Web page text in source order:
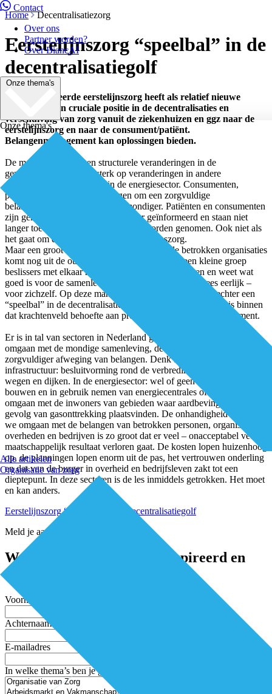
Contact
Over ons
Partner worden?
Over BiancAI
Onze thema's
Onze thema's
Alle artikelen
Organisatie van zorg
Home Decentralisatiezorg
Eerstelijnszorg “speelbal” in de
decentralisatiegolf
De georganiseerde eerstelijnszorg heeft als relatief nieuwe
bedrijfstak een cruciale positie in de decentralisaties en
verschuiving van zorg vanuit de ziekenhuizen en ggz naar de
eerstelijnszorg en naar de consument/patiënt.
Belangenmanagement kan oplossingen bieden.
De maatschappelijke en structurele veranderingen in de
gezondheidszorg lijken sterk op veranderingen in andere
deelsectoren, bijvoorbeeld in de energiesector. Consumenten,
patiënten en professionals vragen om een zorgvuldige
belangenafweging. Zij worden mondiger. Patiënten en consumenten
zijn gemiddeld hoger opgeleid, beter geïnformeerd en staan niet
langer toe dat beslissingen voor hen worden genomen. Ook niet als
het gaat om de inrichting van de eerstelijnszorg.
Maar een groot deel van de bestuurders uit de betrokken organisaties
komt nog uit de oude wereld. De wereld waar een kleine groep
beslissers met elkaar meent keuzes te kunnen maken en weet wat
goed is voor de samenleving, hun organisatie en – wees eerlijk –
voor zichzelf. Op deze manier wordt de eerstelijnszorg echter een
“speelbal” in de decentralisatiegolf. Om dat te voorkomen is binnen
dat krachtenveld behoefte aan professioneel belangenmanagement.
Er is in tal van sectoren in Nederland geëxperimenteerd met het
omgaan met de mondige samenleving, de roep om transparantie en
zorgvuldiger afweging van belangen. Denk bijvoorbeeld aan de
infrastructuur: besluitvorming rond de verbreding en aanleg van
wegen en dijken. In de energiesector: wel of geen schaliegas, het
bouwen en in gebruik nemen van energiecentrales of hoe we
omgaan met de inwoners van gebieden waar aardbevingen als
gevolg van gasonttrekking plaatsvinden. De onhandigheid waarmee
we omgaan met de belangen van betrokken personen, organisaties,
overheden en bedrijven is zo groot dat er veel – onacceptabel veel –
maatschappelijk resultaat verloren gaat. De kosten lopen huizenhoog
op, de planningen lopen enorm uit de pas, het vertrouwen onderling
en dat van de burger in overheid en bedrijfsleven zakt tot een
dieptepunt. In deze sectoren is de les inmiddels getrokken. Het moet
en kan anders.
Eerstelijnszorg “speelbal” in de decentralisatiegolf
Meld je aan voor de nieuwsbrief
Word elke twee weken geïnspireerd en
mis niets
Voornaam
Achternaam
E-mailadres
In welke thema’s ben je geïnteresseerd?